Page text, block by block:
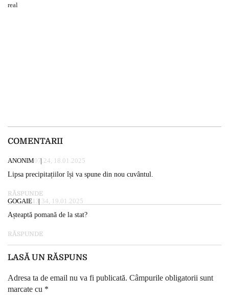
COMENTARII
ANONIM07:24, 18.01.2025
Lipsa precipitațiilor își va spune din nou cuvântul.
RĂSPUNDE
GOGAIE13:34, 19.01.2025
Așteaptă pomană de la stat?
RĂSPUNDE
LASĂ UN RĂSPUNS
Adresa ta de email nu va fi publicată. Câmpurile obligatorii sunt
marcate cu *